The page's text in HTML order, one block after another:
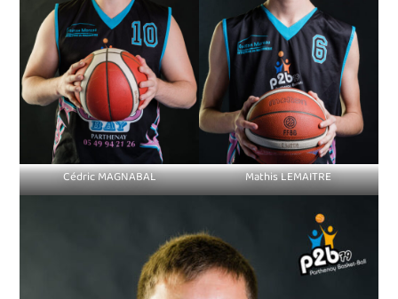
Cédric MAGNABAL Mathis LEMAITRE